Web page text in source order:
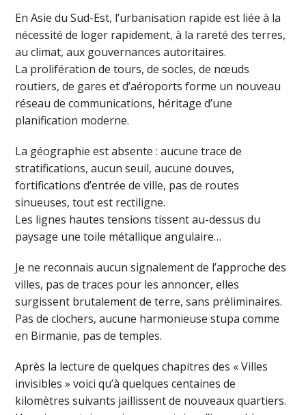
En Asie du Sud-Est, l’urbanisation rapide est liée à la
nécessité de loger rapidement, à la rareté des terres,
au climat, aux gouvernances autoritaires.
La prolifération de tours, de socles, de nœuds
routiers, de gares et d’aéroports forme un nouveau
réseau de communications, héritage d’une
planification moderne.
La géographie est absente : aucune trace de
stratifications, aucun seuil, aucune douves,
fortifications d’entrée de ville, pas de routes
sinueuses, tout est rectiligne.
Les lignes hautes tensions tissent au-dessus du
paysage une toile métallique angulaire…
Je ne reconnais aucun signalement de l’approche des
villes, pas de traces pour les annoncer, elles
surgissent brutalement de terre, sans préliminaires.
Pas de clochers, aucune harmonieuse stupa comme
en Birmanie, pas de temples.
Après la lecture de quelques chapitres des « Villes
invisibles » voici qu’à quelques centaines de
kilomètres suivants jaillissent de nouveaux quartiers.